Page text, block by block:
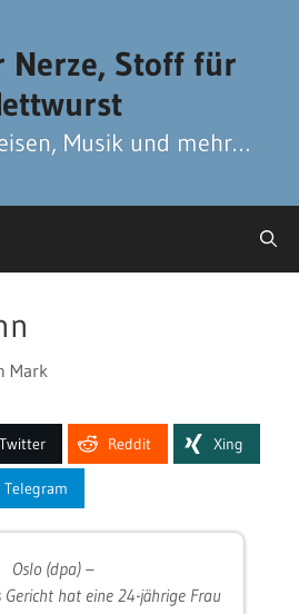
Nerze, Stoff für
Musik und mehr…
Mark
Twitter Reddit Xing
Telegram
Oslo (dpa) –
Gericht hat eine 24-jährige Frau